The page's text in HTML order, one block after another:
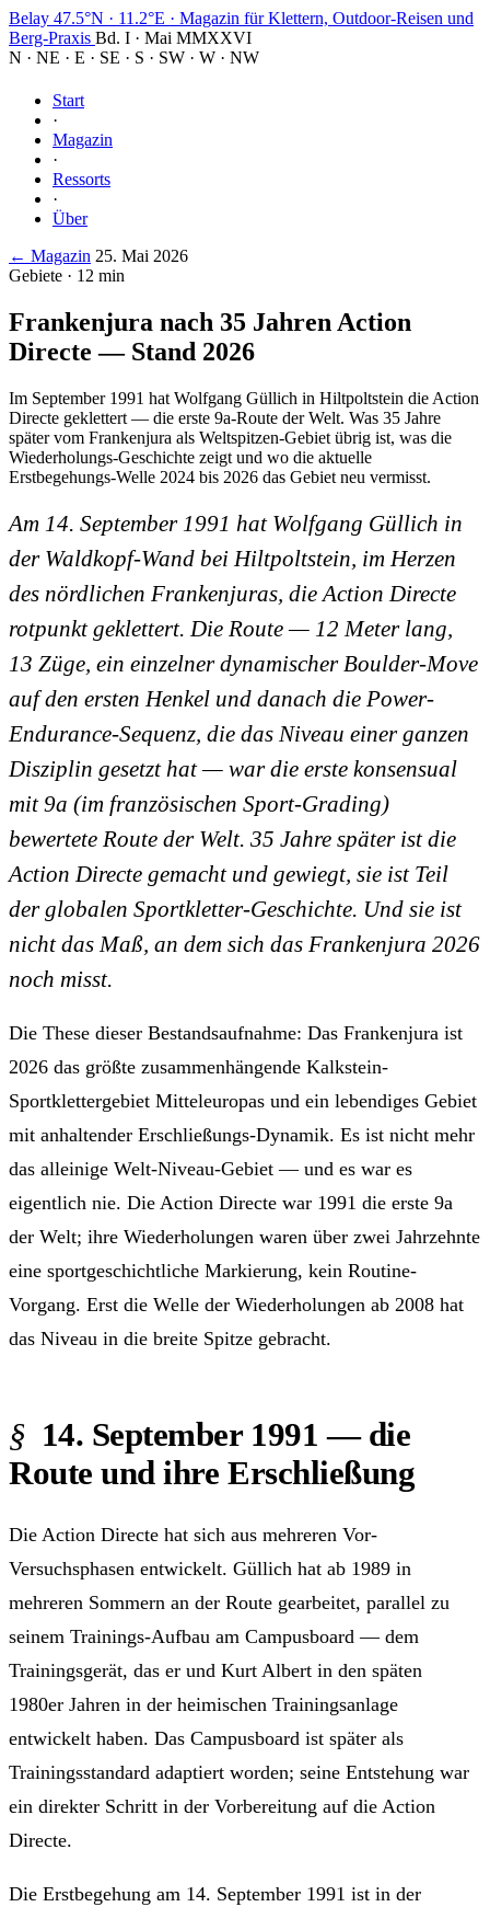
Belay 47.5°N · 11.2°E · Magazin für Klettern, Outdoor-Reisen und
Berg-Praxis Bd. I · Mai MMXXVI
N · NE · E · SE · S · SW · W · NW
Start
·
Magazin
·
Ressorts
·
Über
← Magazin 25. Mai 2026
Gebiete · 12 min
Frankenjura nach 35 Jahren Action
Directe — Stand 2026
Im September 1991 hat Wolfgang Güllich in Hiltpoltstein die Action
Directe geklettert — die erste 9a-Route der Welt. Was 35 Jahre
später vom Frankenjura als Weltspitzen-Gebiet übrig ist, was die
Wiederholungs-Geschichte zeigt und wo die aktuelle
Erstbegehungs-Welle 2024 bis 2026 das Gebiet neu vermisst.
Am 14. September 1991 hat Wolfgang Güllich in
der Waldkopf-Wand bei Hiltpoltstein, im Herzen
des nördlichen Frankenjuras, die Action Directe
rotpunkt geklettert. Die Route — 12 Meter lang,
13 Züge, ein einzelner dynamischer Boulder-Move
auf den ersten Henkel und danach die Power-
Endurance-Sequenz, die das Niveau einer ganzen
Disziplin gesetzt hat — war die erste konsensual
mit 9a (im französischen Sport-Grading)
bewertete Route der Welt. 35 Jahre später ist die
Action Directe gemacht und gewiegt, sie ist Teil
der globalen Sportkletter-Geschichte. Und sie ist
nicht das Maß, an dem sich das Frankenjura 2026
noch misst.
Die These dieser Bestandsaufnahme: Das Frankenjura ist
2026 das größte zusammenhängende Kalkstein-
Sportklettergebiet Mitteleuropas und ein lebendiges Gebiet
mit anhaltender Erschließungs-Dynamik. Es ist nicht mehr
das alleinige Welt-Niveau-Gebiet — und es war es
eigentlich nie. Die Action Directe war 1991 die erste 9a
der Welt; ihre Wiederholungen waren über zwei Jahrzehnte
eine sportgeschichtliche Markierung, kein Routine-
Vorgang. Erst die Welle der Wiederholungen ab 2008 hat
das Niveau in die breite Spitze gebracht.
14. September 1991 — die
Route und ihre Erschließung
Die Action Directe hat sich aus mehreren Vor-
Versuchsphasen entwickelt. Güllich hat ab 1989 in
mehreren Sommern an der Route gearbeitet, parallel zu
seinem Trainings-Aufbau am Campusboard — dem
Trainingsgerät, das er und Kurt Albert in den späten
1980er Jahren in der heimischen Trainingsanlage
entwickelt haben. Das Campusboard ist später als
Trainingsstandard adaptiert worden; seine Entstehung war
ein direkter Schritt in der Vorbereitung auf die Action
Directe.
Die Erstbegehung am 14. September 1991 ist in der